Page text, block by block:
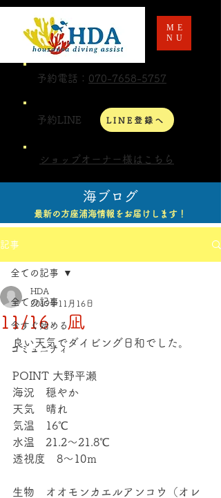
予約電話： 070-7658-5757
予約LINE LINE登録へ
ショップオーナー様はこちら
ME
NU
海ブログ
最新の方座浦海情報をお届けします！
記事
全ての記事
今すぐ始める
コミュニティ
全ての記事
11/16 凪
HDA
2019年11月16日
良い天気でダイビング日和でした。
POINT 大野平瀬
海況　穏やか
天気　晴れ
気温　16℃
水温　21.2～21.8℃
透視度　8～10ｍ
生物　オオモンカエルアンコウ（オレ